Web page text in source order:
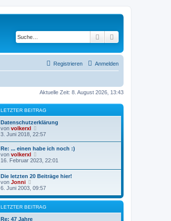
Suche
Anmelden
Registrieren
Aktuelle Zeit: 8. August 2026, 13:43
LETZTER BEITRAG
Datenschutzerklärung
von volkerxl
e
e
s
t
e
r
B
i
r
a
g
3. Juni 2018, 22:57
Re: ... einen habe ich noch :)
von volkerxl
e
e
s
e
r
B
e
i
16. Februar 2023, 22:01
Die letzten 20 Beiträge hier!
von Jonni
e
e
s
6. Juni 2003, 09:57
LETZTER BEITRAG
Re: 47 Jahre